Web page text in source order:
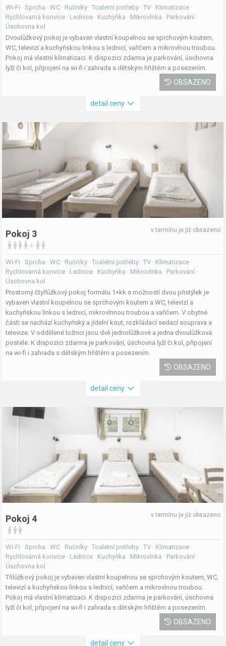
Wi-Fi · Sprcha · WC · Ručníky · Toaletní potřeby · TV · Klimatizace ·
Rychlovarná konvice · Lednice · Kuchyňka · Mikrovlnka · Parkování ·
Úschovna kol
Dvoulůžkový pokoj je vybaven vlastní koupelnou se sprchovým koutem,
WC, televizí a kuchyňskou linkou s lednicí, vařičem a mikrovlnou troubou.
Pokoj má vlastní klimatizaci. K dispozici zdarma je parkování, úschovna
lyží či kol, připojení na wi-fi i zahrada s dětským hřištěm a posezením.
OBSAZENO
detail ceny
Pokoj 3
+
v termínu je již obsazeno
Wi-Fi · Sprcha · WC · Ručníky · Toaletní potřeby · TV · Klimatizace ·
Rychlovarná konvice · Lednice · Kuchyňka · Mikrovlnka · Parkování ·
Úschovna kol
Prostorný čtyřlůžkový pokoj formátu 1+kk s možností dvou přistýlek je
vybaven vlastní koupelnou se sprchovým koutem a WC, televizí a
kuchyňskou linkou s lednicí, mikrovlnnou troubou a vařičem. V obytné
části se nachází kuchyňský a jídelní kout, rozkládací sedací souprava a
televize. V oddělené ložnici jsou dvě jednolůžkové a jedna dvoulůžková
postele. K dispozici zdarma je parkování, úschovna lyží či kol, připojení
na wi-fi i zahrada s dětským hřištěm a posezením.
OBSAZENO
detail ceny
Pokoj 4 v termínu je již obsazeno
Wi-Fi · Sprcha · WC · Ručníky · Toaletní potřeby · TV · Klimatizace ·
Rychlovarná konvice · Lednice · Kuchyňka · Mikrovlnka · Parkování ·
Úschovna kol
Třilůžkový pokoj je vybaven vlastní koupelnou se sprchovým koutem, WC,
televizí a kuchyňskou linkou s lednicí, vařičem a mikrovlnou troubou.
Pokoj má vlastní klimatizaci. K dispozici zdarma je parkování, úschovna
lyží či kol, připojení na wi-fi i zahrada s dětským hřištěm a posezením.
OBSAZENO
detail ceny